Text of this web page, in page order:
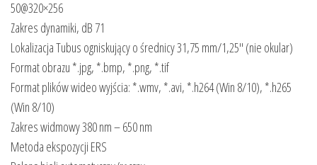
50@320×256
Zakres dynamiki, dB 71
Lokalizacja Tubus ogniskujący o średnicy 31,75 mm/1,25″ (nie okular)
Format obrazu *.jpg, *.bmp, *.png, *.tif
Format plików wideo wyjścia: *.wmv, *.avi, *.h264 (Win 8/10), *.h265
(Win 8/10)
Zakres widmowy 380 nm – 650 nm
Metoda ekspozycji ERS